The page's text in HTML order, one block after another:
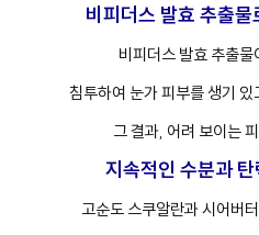
비피더스 발효 추출
비피더스 발효 추출
침투하여 눈가 피부를 생기 있
그 결과, 어려 보이는
지속적인 수분과
고순도 스쿠알란과 시어버